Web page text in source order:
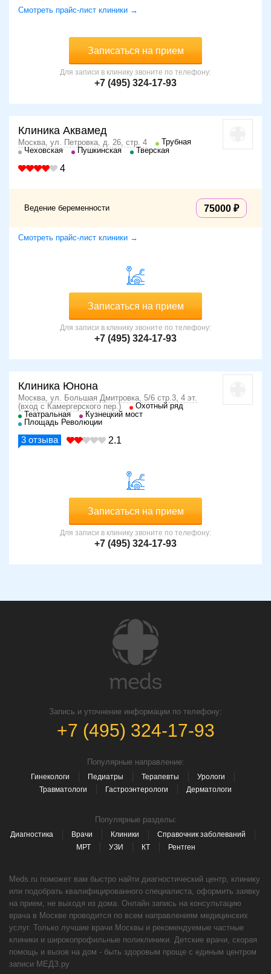
Смотреть прайс-лист клиники →
Записаться на прием
Для записи в клинику звоните по телефону:
+7 (495) 324-17-93
Клиника Аквамед
Москва, ул. Петровка, д. 26, стр. 4
Трубная
Чеховская
Пушкинская Тверская
4
Ведение беременности 75000
Смотреть прайс-лист клиники →
Записаться на прием
Для записи в клинику звоните по телефону:
+7 (495) 324-17-93
Клиника Юнона
Москва, ул. Большая Дмитровка, 5/6 стр.3, 4 эт.
(вход с Камергерского пер.)
Охотный ряд
Театральная
Кузнецкий мост
Площадь Революции
3 отзыва 2.1
Записаться на прием
Для записи в клинику звоните по телефону:
+7 (495) 324-17-93
Запись и уточнение информации по телефону:
+7 (495) 324-17-93
Популярные направление:
Гинекологи Педиатры Терапевты
Урологи
Травматологи
Гастроэнтерологи Дерматологи
Популярные разделы:
Диагностика Врачи Клиники
Справочник заболеваний
МРТ
УЗИ КТ Рентген
Meds.ru поможет вам быстро найти диагностический центр, клинику
или подобрать квалифицированного специалиста, оформить заявку
на прием, не выходя из дома. Онлайн запись на консультацию
врача в Москве проводится по всем направлениям медицинских
услуг. Только лучшие врачи Москвы и рекомендуемые частные
клиники и широкопрофильные поликлиники. Детские врачи, скорая
помощь и вызов на дом - быть здоровым проще с единым центром
записи МЕДЗ.ру